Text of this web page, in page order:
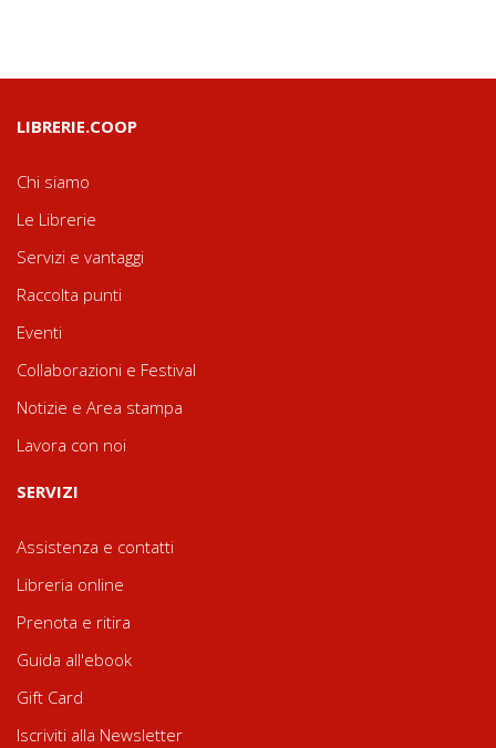
LIBRERIE.COOP
Chi siamo
Le Librerie
Servizi e vantaggi
Raccolta punti
Eventi
Collaborazioni e Festival
Notizie e Area stampa
Lavora con noi
SERVIZI
Assistenza e contatti
Libreria online
Prenota e ritira
Guida all'ebook
Gift Card
Iscriviti alla Newsletter